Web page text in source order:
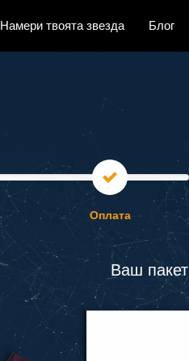
Намери твоята звезда Блог
Оплата
Ваш пакет